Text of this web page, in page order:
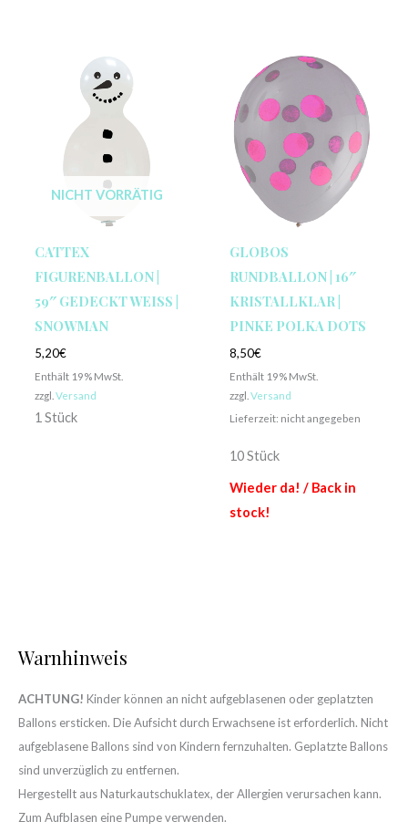
NICHT VORRÄTIG
CATTEX
FIGURENBALLON |
59″ GEDECKT WEISS | S
NOWMAN
5,20€
Enthält 19% MwSt.
zzgl. Versand
1 Stück
GLOBOS
RUNDBALLON | 16″
KRISTALLKLAR |
PINKE POLKA DOTS
8,50€
Enthält 19% MwSt.
zzgl. Versand
Lieferzeit: nicht angegeben
10 Stück
Wieder da! / Back in
stock!
Warnhinweis
ACHTUNG! Kinder können an nicht aufgeblasenen oder geplatzten
Ballons ersticken. Die Aufsicht durch Erwachsene ist erforderlich. Nicht
aufgeblasene Ballons sind von Kindern fernzuhalten. Geplatzte Ballons
sind unverzüglich zu entfernen.
Hergestellt aus Naturkautschuklatex, der Allergien verursachen kann.
Zum Aufblasen eine Pumpe verwenden.